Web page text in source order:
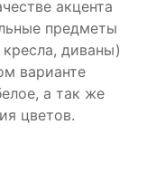
акцента
предметы
диваны)
варианте
а так же
цветов.